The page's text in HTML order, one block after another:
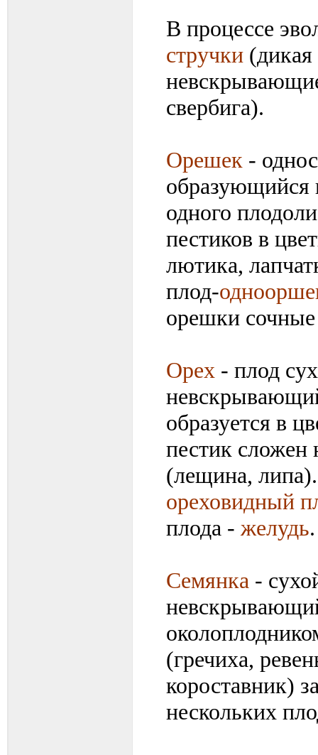
В процессе
стручки
свербига).
Орешек -
образующийся
одного
пестиков в
лютика,
плод-
орешки
Орех - плод
образуется в
пестик сложен
(лещина,
ореховидный
плода - желудь.
Семянка -
(гречиха,
короставник)
нескольких